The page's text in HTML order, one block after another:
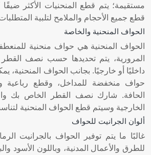
مستقيمة؛ يتم قطع المنحنيات الأكثر
قطع جميع الأحجام والملامح لتلبية
الحواف المنحنية والخاصة
الحواف المنحنية هي حواف منحنية
المرورية، يتم تحديدها حسب نصف القطر
داخليًا أو خارجيًا. بجانب الحواف المنحنية،
حواف منخفضة للمداخل، وقطع رباعية
الحافة. شارك نصف القطر الخاص بك
الخارجية وسيتم قطع الحواف المنحنية
ألوان الجرانيت للحواف
غالبًا ما يتم توفير الحواف بالجرانيت
للطرق والأعمال المدنية، وباللون الأسود